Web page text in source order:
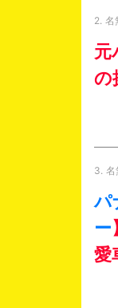
2. 名
元
の
3. 名
パ
ー
愛